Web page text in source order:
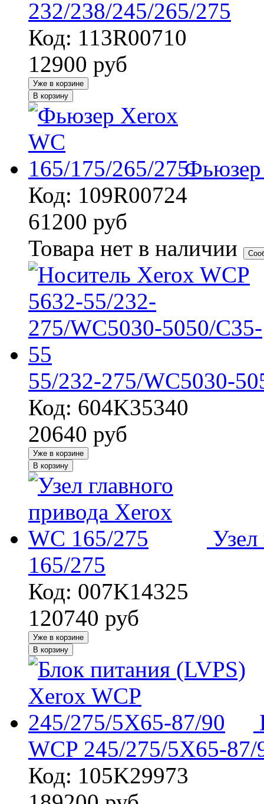
232/238/245/265/275
Код: 113R00710
12900 руб
Уже в корзине
В корзину
Фьюзер
Код: 109R00724
61200 руб
Товара нет в наличии
55/232-275/WC5030-
Код: 604K35340
20640 руб
Уже в корзине
В корзину
165/275
Код: 007K14325
120740 руб
Уже в корзине
В корзину
WCP 245/275/5X65-87/
Код: 105K29973